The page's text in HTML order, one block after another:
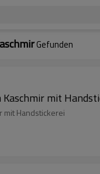
Gefunden
mit
mit Handstickerei